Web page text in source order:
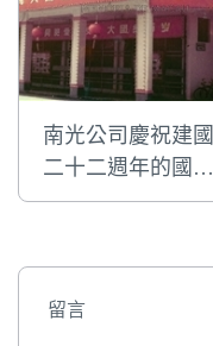
南光公司慶祝建國
二十二週年的國慶
門樓彩牌
留言